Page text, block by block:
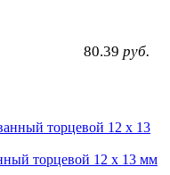
80.39 руб.
торцевой 12 х 13 мм